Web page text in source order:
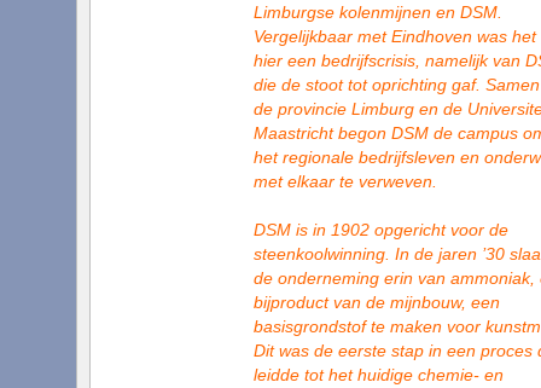
Limburgse kolenmijnen en DSM.
Vergelijkbaar met Eindhoven was het
hier een bedrijfscrisis, namelijk van
die de stoot tot oprichting gaf.
de provincie Limburg en de
Maastricht begon DSM de campus
het regionale bedrijfsleven en
met elkaar te verweven.
DSM is in 1902 opgericht voor de
steenkoolwinning. In de jaren ’30
de onderneming erin van ammoniak,
bijproduct van de mijnbouw, een
basisgrondstof te maken voor
Dit was de eerste stap in een proces
leidde tot het huidige chemie- en